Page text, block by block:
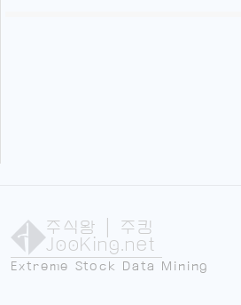
주식왕 | 주킹
JooKing.net
Extreme Stock Data Mining